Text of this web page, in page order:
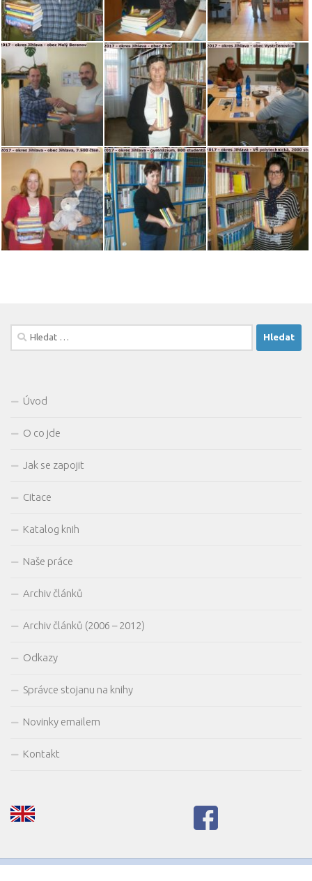
Vyhledávání
Úvod
O co jde
Jak se zapojit
Citace
Katalog knih
Naše práce
Archiv článků
Archiv článků (2006 – 2012)
Odkazy
Správce stojanu na knihy
Novinky emailem
Kontakt